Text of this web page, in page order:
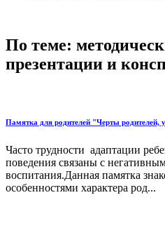
По теме:
презентации и
Памятка для родителей "Черты родителей,
Часто трудности адаптации
поведения связаны с
воспитания.Данная памятка
особенностями характера род...